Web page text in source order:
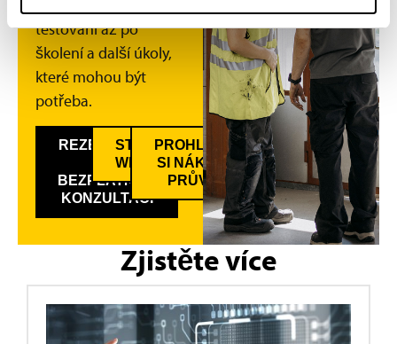
testování až po
školení a další úkoly,
které mohou být
potřeba.
REZERVUJTE
BEZPLATNOU
KONZULTACI
STÁHNĚTE SI
WHITEPAPER
PROHLÉDNĚTE
SI NÁKUPNÍHO
PRŮVODCE
Zjistěte více